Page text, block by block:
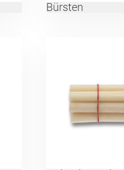
Bürsten